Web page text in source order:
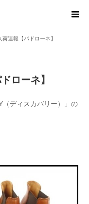
速報【パドローネ】
ローネ】
（ディスカバリー）」の